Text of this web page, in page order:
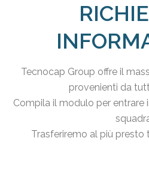
Tecnocap Group offre il
provenienti da
Compila il modulo per
Trasferiremo al più presto